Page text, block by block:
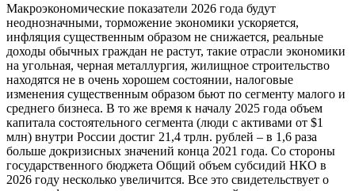
Макроэкономические показатели 2026 года будут
неоднозначными, торможение экономики ускоряется,
инфляция существенным образом не снижается, реальные
доходы обычных граждан не растут, такие отрасли экономики
на угольная, черная металлургия, жилищное строительство
находятся не в очень хорошем состоянии, налоговые
изменения существенным образом бьют по сегменту малого и
среднего бизнеса. В то же время к началу 2025 года объем
капитала состоятельного сегмента (люди с активами от $1
млн) внутри России достиг 21,4 трлн. рублей – в 1,6 раза
больше докризисных значений конца 2021 года. Со стороны
государственного бюджета Общий объем субсидий НКО в
2026 году несколько увеличится. Все это свидетельствует о